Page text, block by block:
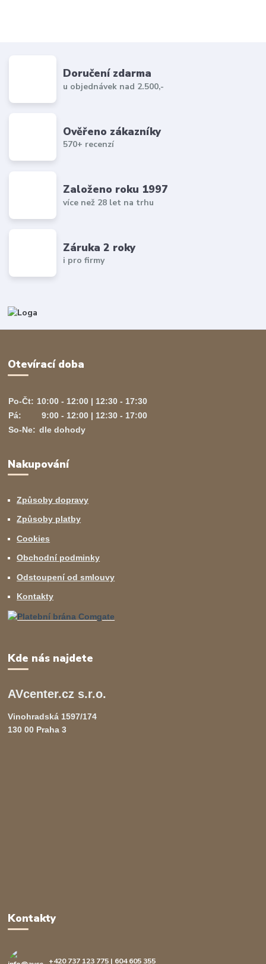
Doručení zdarma
u objednávek nad 2.500,-
Ověřeno zákazníky
570+ recenzí
Založeno roku 1997
více než 28 let na trhu
Záruka 2 roky
i pro firmy
Otevírací doba
Po-Čt: 10:00 - 12:00 | 12:30 - 17:30
Pá:
9:00 - 12:00 | 12:30 - 17:00
So-Ne: dle dohody
Nakupování
Způsoby dopravy
Způsoby platby
Cookies
Obchodní podminky
Odstoupení od smlouvy
Kontakty
Kde nás najdete
AVcenter.cz s.r.o.
Vinohradská 1597/174
130 00 Praha 3
Kontakty
+420 737 123 775 | 604 605 355